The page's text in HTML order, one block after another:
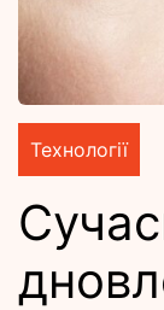
Технології